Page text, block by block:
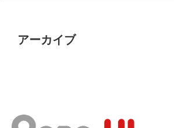
アーカイブ